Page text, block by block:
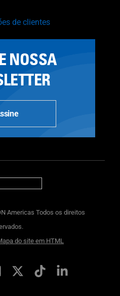
NOSSA
Americas Todos os direitos
do site em HTML